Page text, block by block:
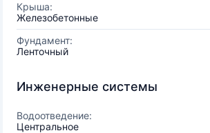
Крыша:
Железобетонные
Фундамент:
Ленточный
Инженерные системы
Водоотведение:
Центральное